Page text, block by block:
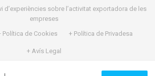
d’experiències sobre l’activitat exportadora de les
empreses
Política de Cookies + Política de Privadesa
+ Avís Legal